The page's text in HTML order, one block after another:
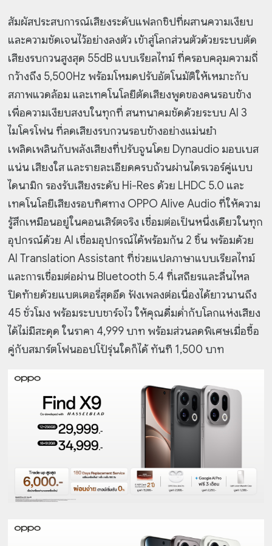
สัมผัสประสบการณ์เสียงระดับแฟลกชิปที่ผสานความเงียบ
และความชัดเจนไว้อย่างลงตัว เข้าสู่โลกส่วนตัวด้วยระบบตัด
เสียงรบกวนสูงสุด 55dB แบบเรียลไทม์ ที่ครอบคลุมความถี่
กว้างถึง 5,500Hz พร้อมโหมดปรับอัตโนมัติให้เหมาะกับ
สภาพแวดล้อม และเทคโนโลยีตัดเสียงพูดของคนรอบข้าง
เพื่อความเงียบสงบในทุกที่ สนทนาคมชัดด้วยระบบ AI 3
ไมโครโฟน ที่ลดเสียงรบกวนรอบข้างอย่างแม่นยำ
เพลิดเพลินกับพลังเสียงที่ปรับจูนโดย Dynaudio มอบเบส
แน่น เสียงใส และรายละเอียดครบถ้วนผ่านไดรเวอร์คู่แบบ
ไดนามิก รองรับเสียงระดับ Hi-Res ด้วย LHDC 5.0 และ
เทคโนโลยีเสียงรอบทิศทาง OPPO Alive Audio ที่ให้ความ
รู้สึกเหมือนอยู่ในคอนเสิร์ตจริง เชื่อมต่อเป็นหนึ่งเดียวในทุก
อุปกรณ์ด้วย AI เชื่อมอุปกรณ์ได้พร้อมกัน 2 ชิ้น พร้อมด้วย
AI Translation Assistant ที่ช่วยแปลภาษาแบบเรียลไทม์
และการเชื่อมต่อผ่าน Bluetooth 5.4 ที่เสถียรและลื่นไหล
ปิดท้ายด้วยแบตเตอรี่สุดอึด ฟังเพลงต่อเนื่องได้ยาวนานถึง
45 ชั่วโมง พร้อมระบบชาร์จไว ให้คุณดื่มด่ำกับโลกแห่งเสียง
ได้ไม่มีสะดุด ในราคา 4,999 บาท พร้อมส่วนลดพิเศษเมื่อซื้อ
คู่กับสมาร์ตโฟนออปโป้รุ่นใดก็ได้ ทันที 1,500 บาท